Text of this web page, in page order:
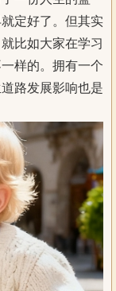
定好了。但其实
比如大家在学习
样的。拥有一个
路发展影响也是